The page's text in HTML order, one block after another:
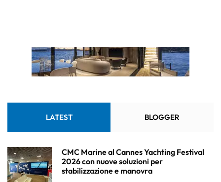
LATEST BLOGGER
CMC Marine al Cannes Yachting Festival
2026 con nuove soluzioni per
stabilizzazione e manovra